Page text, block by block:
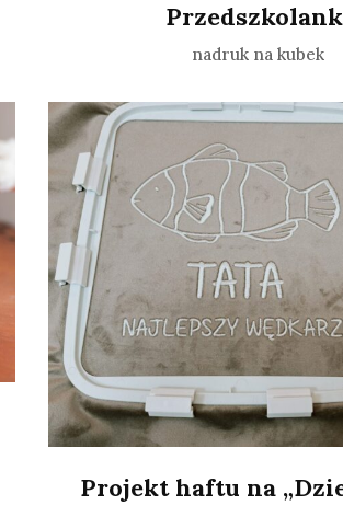
nadruk na kubek
Projekt haftu na